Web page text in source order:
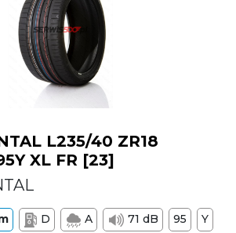
L235/40 ZR18
XL FR [23]
D A 71 dB 95 Y